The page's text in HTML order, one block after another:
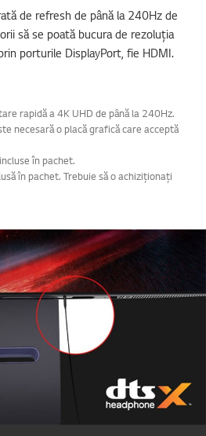
de refresh de până la 240Hz de
să se poată bucura de rezoluția
porturile DisplayPort, fie HDMI.
rapidă a 4K UHD de până la 240Hz.
necesară o placă grafică care acceptă
în pachet.
în pachet. Trebuie să o achiziționați